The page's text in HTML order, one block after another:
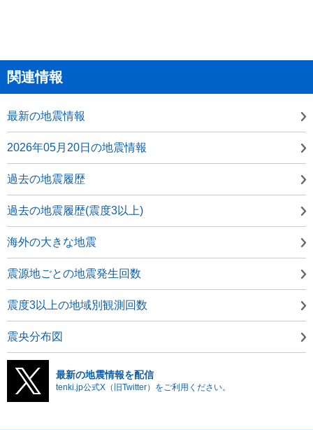
関連情報
最新の地震情報
2026年05月20日の地震情報
過去の地震履歴
過去の地震履歴(震度3以上)
海外の大きな地震
震源地ごとの地震発生回数
震度3以上の地域別観測回数
震央分布図
最新の地震情報を配信
tenki.jp公式X（旧Twitter）をご利用ください。